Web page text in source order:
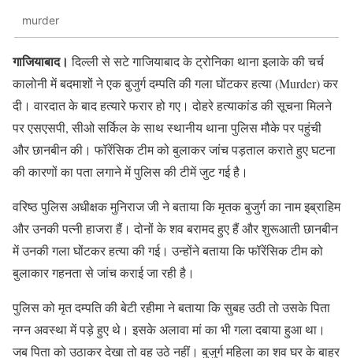
murder
गाजियाबाद। दिल्ली से सटे गाजियाबाद के ट्रोनिका थाना इलाके की चर्च
कालोनी में बदमाशों ने एक बुजुर्ग दम्पति की गला घोंटकर हत्या (Murder) कर
दी। वारदात के बाद हत्यारे फरार हो गए। दोहरे हत्याकांड की सूचना मिलने
पर एसएसपी, सीओ सर्किल के साथ स्थानीय थाना पुलिस मौके पर पहुंची
और छानबीन की। फॉरेंसिक टीम को बुलाकर जांच पड़ताल कराते हुए घटना
की कारणों का पता लगाने में पुलिस की टीमें जुट गई है।
वरिष्ठ पुलिस अधीक्षक मुनिराज जी ने बताया कि मृतक बुजुर्ग का नाम इब्राहिम
और उनकी पत्नी हाजरा हैं। दोनों के शव बरामद हुए हैं और शुरूआती छानबीन
में उनकी गला घोंटकर हत्या की गई। उन्होंने बताया कि फॉरेंसिक टीम को
बुलाकार गहनता से जांच कराई जा रही है।
पुलिस को मृत दम्पति की बेटी रहीमा ने बताया कि सुबह उठी तो उसके पिता
नग्न अवस्था में पड़े हुए थे। इसके अलावा मां का भी गला दबाया हुआ था।
जब पिता को उठाकर देखा तो वह उठे नहीं। बुजुर्ग महिला का शव घर के बाहर